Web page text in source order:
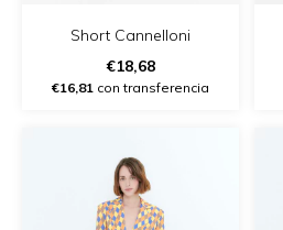
Short Cannelloni
€18,68
€16,81 con transferencia